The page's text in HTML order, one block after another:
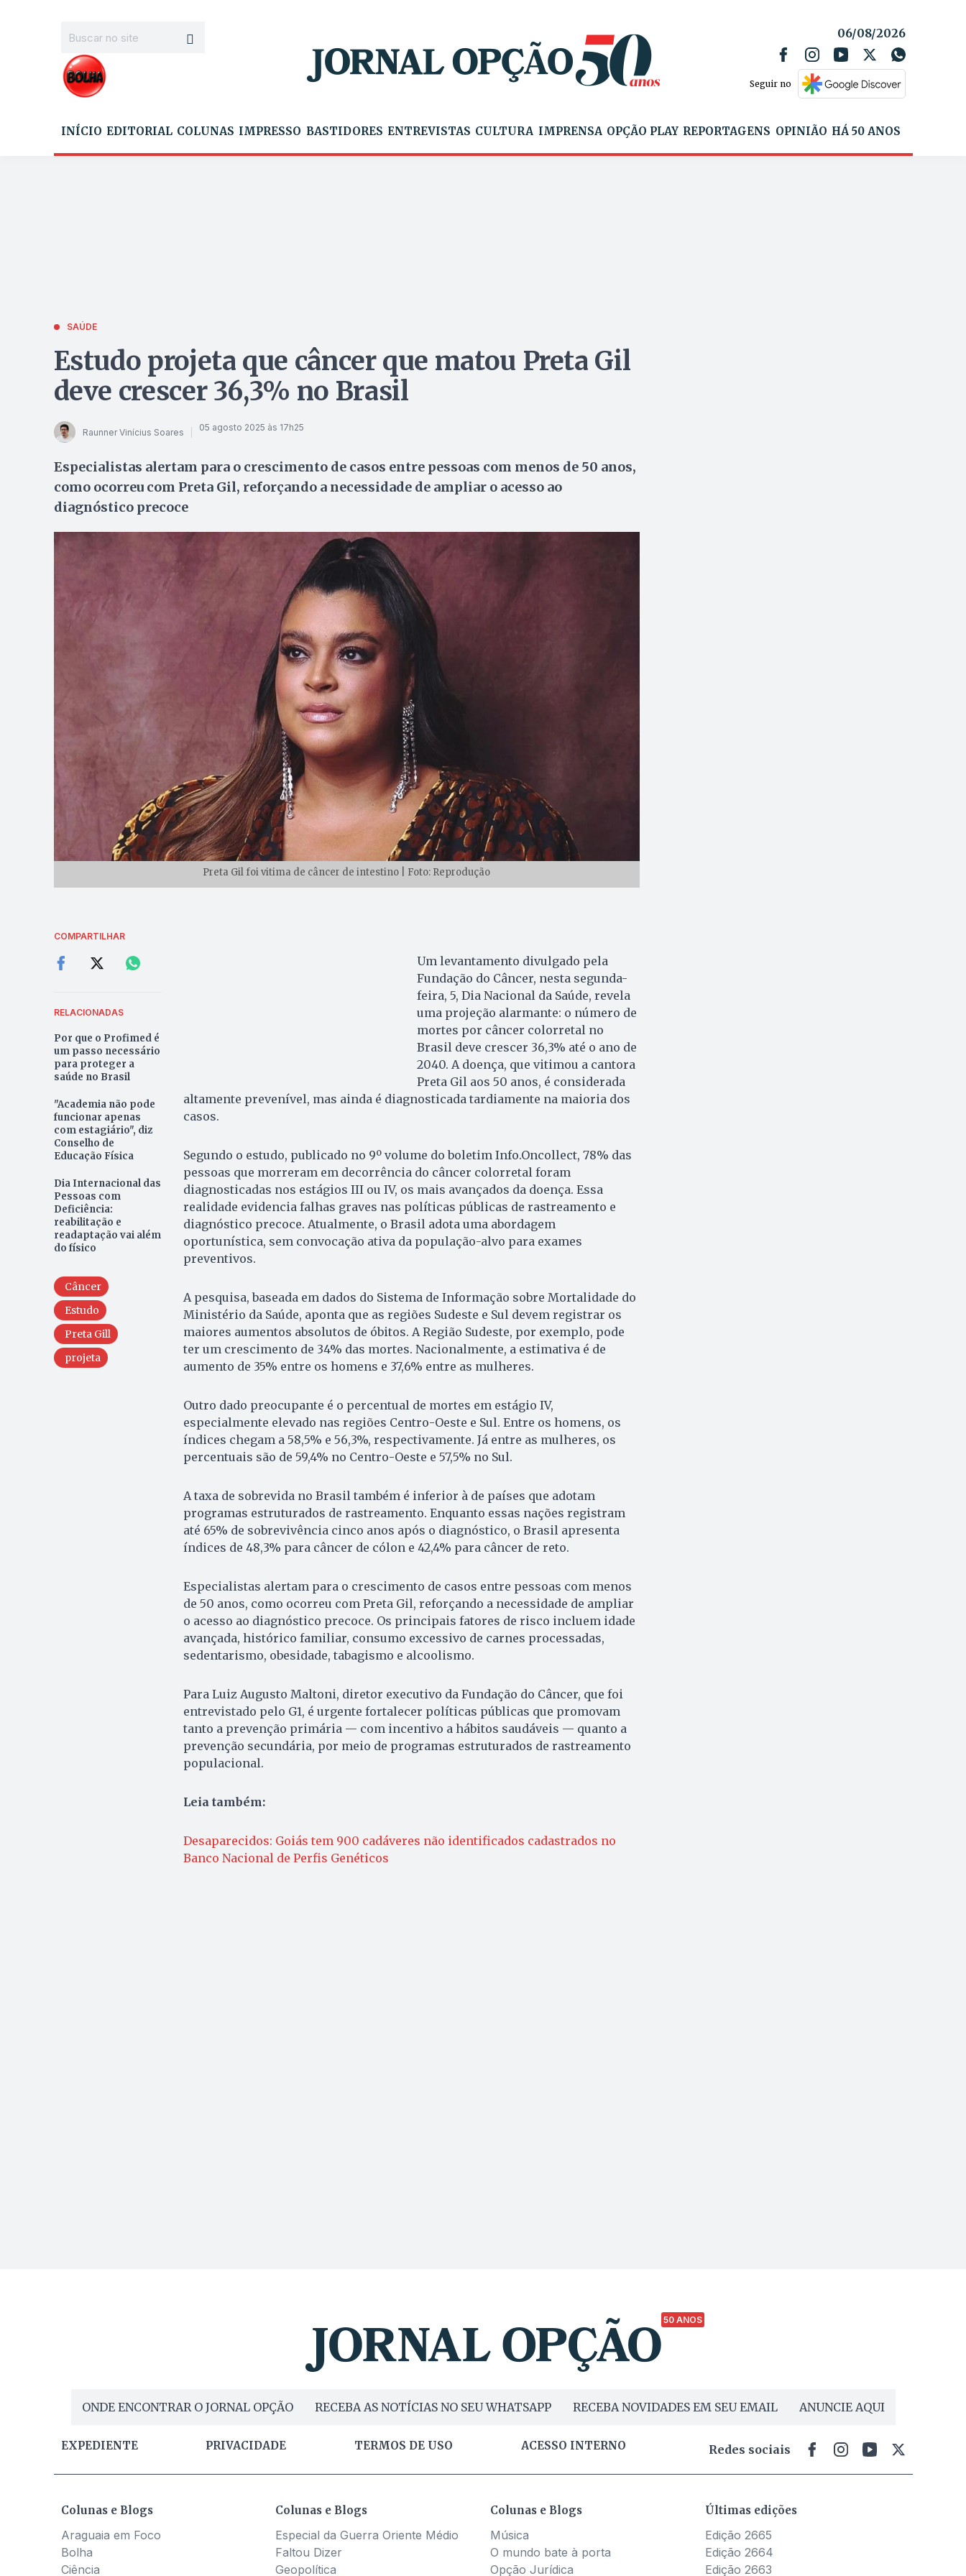
06/08/2026
Seguir no
INÍCIO EDITORIAL COLUNAS IMPRESSO BASTIDORES ENTREVISTAS CULTURA IMPRENSA OPÇÃO PLAY REPORTAGENS OPINIÃO HÁ 50 ANOS
SAÚDE
Estudo projeta que câncer que matou Preta Gil
deve crescer 36,3% no Brasil
Raunner Vinícius Soares 05 agosto 2025 às 17h25
Especialistas alertam para o crescimento de casos entre pessoas com menos de 50 anos,
como ocorreu com Preta Gil, reforçando a necessidade de ampliar o acesso ao
diagnóstico precoce
Preta Gil foi vitima de câncer de intestino | Foto: Reprodução
COMPARTILHAR
RELACIONADAS
Por que o Profimed é
um passo necessário
para proteger a
saúde no Brasil
"Academia não pode
funcionar apenas
com estagiário", diz
Conselho de
Educação Física
Dia Internacional das
Pessoas com
Deficiência:
reabilitação e
readaptação vai além
do físico
Câncer
Estudo
Preta Gill
projeta
Um levantamento divulgado pela
Fundação do Câncer, nesta segunda-
feira, 5, Dia Nacional da Saúde, revela
uma projeção alarmante: o número de
mortes por câncer colorretal no
Brasil deve crescer 36,3% até o ano de
2040. A doença, que vitimou a cantora
Preta Gil aos 50 anos, é considerada
altamente prevenível, mas ainda é diagnosticada tardiamente na maioria dos
casos.
Segundo o estudo, publicado no 9º volume do boletim Info.Oncollect, 78% das
pessoas que morreram em decorrência do câncer colorretal foram
diagnosticadas nos estágios III ou IV, os mais avançados da doença. Essa
realidade evidencia falhas graves nas políticas públicas de rastreamento e
diagnóstico precoce. Atualmente, o Brasil adota uma abordagem
oportunística, sem convocação ativa da população-alvo para exames
preventivos.
A pesquisa, baseada em dados do Sistema de Informação sobre Mortalidade do
Ministério da Saúde, aponta que as regiões Sudeste e Sul devem registrar os
maiores aumentos absolutos de óbitos. A Região Sudeste, por exemplo, pode
ter um crescimento de 34% das mortes. Nacionalmente, a estimativa é de
aumento de 35% entre os homens e 37,6% entre as mulheres.
Outro dado preocupante é o percentual de mortes em estágio IV,
especialmente elevado nas regiões Centro-Oeste e Sul. Entre os homens, os
índices chegam a 58,5% e 56,3%, respectivamente. Já entre as mulheres, os
percentuais são de 59,4% no Centro-Oeste e 57,5% no Sul.
A taxa de sobrevida no Brasil também é inferior à de países que adotam
programas estruturados de rastreamento. Enquanto essas nações registram
até 65% de sobrevivência cinco anos após o diagnóstico, o Brasil apresenta
índices de 48,3% para câncer de cólon e 42,4% para câncer de reto.
Especialistas alertam para o crescimento de casos entre pessoas com menos
de 50 anos, como ocorreu com Preta Gil, reforçando a necessidade de ampliar
o acesso ao diagnóstico precoce. Os principais fatores de risco incluem idade
avançada, histórico familiar, consumo excessivo de carnes processadas,
sedentarismo, obesidade, tabagismo e alcoolismo.
Para Luiz Augusto Maltoni, diretor executivo da Fundação do Câncer, que foi
entrevistado pelo G1, é urgente fortalecer políticas públicas que promovam
tanto a prevenção primária — com incentivo a hábitos saudáveis — quanto a
prevenção secundária, por meio de programas estruturados de rastreamento
populacional.
Leia também:
Desaparecidos: Goiás tem 900 cadáveres não identificados cadastrados no
Banco Nacional de Perfis Genéticos
50 ANOS
ONDE ENCONTRAR O JORNAL OPÇÃO RECEBA AS NOTÍCIAS NO SEU WHATSAPP RECEBA NOVIDADES EM SEU EMAIL ANUNCIE AQUI
EXPEDIENTE PRIVACIDADE TERMOS DE USO ACESSO INTERNO Redes sociais
Colunas e Blogs
Araguaia em Foco
Bolha
Ciência
Colunas e Blogs
Especial da Guerra Oriente Médio
Faltou Dizer
Geopolítica
Colunas e Blogs
Música
O mundo bate à porta
Opção Jurídica
Últimas edições
Edição 2665
Edição 2664
Edição 2663